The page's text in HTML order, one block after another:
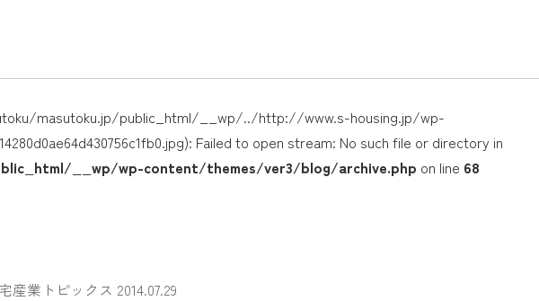
masutoku.jp/public_html/__wp/../http://www.s-housing.jp/wp-
Failed to open stream: No such file or directory in
__wp/wp-content/themes/ver3/blog/archive.php on line 68
産業トピックス 2014.07.29